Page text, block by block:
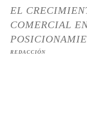
EL
COMERCIAL
REDACCIÓN